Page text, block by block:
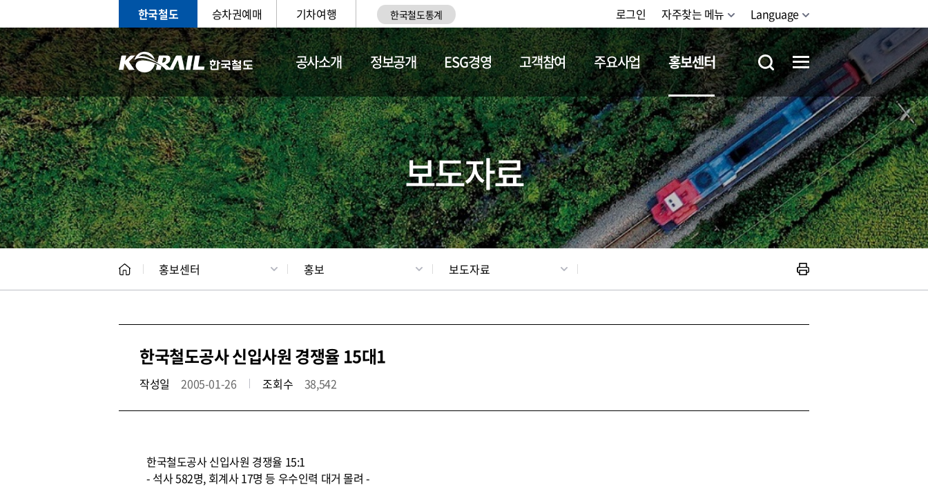
한국철도 승차권예매 기차여행 한국철도통계 로그인 자주찾는 메뉴 Language
공사소개 정보공개 ESG경영 고객참여 주요사업 홍보센터
홍보 문화사업 갤러리 기차소개 철도체험
보도자료
홍보센터 홍보 보도자료
한국철도공사 신입사원 경쟁율 15대1
작성일 2005-01-26 조회수 38,542
한국철도공사 신입사원 경쟁율 15:1
- 석사 582명, 회계사 17명 등 우수인력 대거 몰려 -